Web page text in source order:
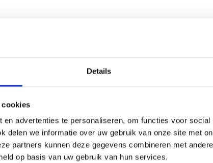
Details
cookies
en advertenties te personaliseren, om functies voor
delen we informatie over uw gebruik van onze site met
partners kunnen deze gegevens combineren met
op basis van uw gebruik van hun services.
€ 2,85